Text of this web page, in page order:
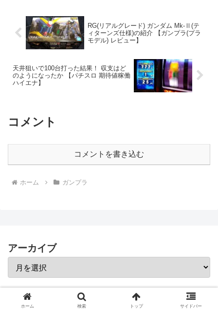
RG(リアルグレード) ガンダム Mk-Ⅱ(テ
ィターンズ仕様)の紹介 【ガンプラ(プラ
モデル) レビュー】
天井狙いで100台打った結果！ 収支はど
のようになったか 【パチスロ 期待値稼働
ハイエナ】
コメント
コメントを書き込む
ホーム ガンプラ
アーカイブ
カテゴリー
ホーム 検索 トップ サイドバー